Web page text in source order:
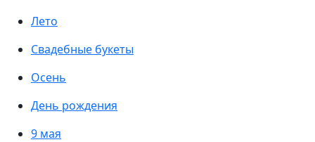
Лето
Свадебные букеты
Осень
День рождения
9 мая